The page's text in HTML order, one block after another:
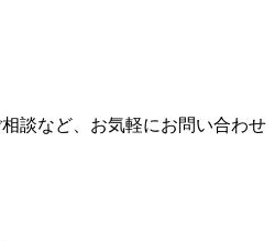
談など、お気軽にお問い合わせ